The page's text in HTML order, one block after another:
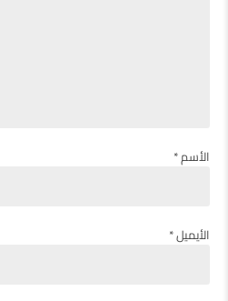
الأسم *
الأيميل *